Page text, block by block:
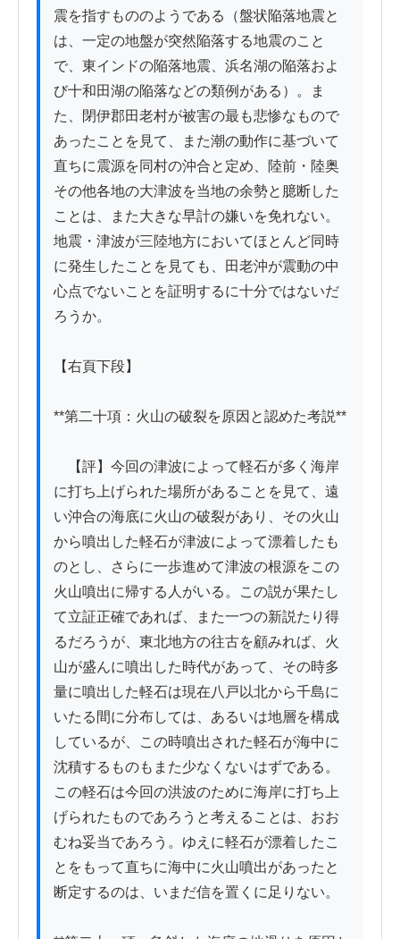
震を指すもののようである（盤状陥落地震と
は、一定の地盤が突然陥落する地震のこと
で、東インドの陥落地震、浜名湖の陥落およ
び十和田湖の陥落などの類例がある）。ま
た、閉伊郡田老村が被害の最も悲惨なもので
あったことを見て、また潮の動作に基づいて
直ちに震源を同村の沖合と定め、陸前・陸奥
その他各地の大津波を当地の余勢と臆断した
ことは、また大きな早計の嫌いを免れない。
地震・津波が三陸地方においてほとんど同時
に発生したことを見ても、田老沖が震動の中
心点でないことを証明するに十分ではないだ
ろうか。
【右頁下段】
**第二十項：火山の破裂を原因と認めた考説**
【評】今回の津波によって軽石が多く海岸
に打ち上げられた場所があることを見て、遠
い沖合の海底に火山の破裂があり、その火山
から噴出した軽石が津波によって漂着したも
のとし、さらに一歩進めて津波の根源をこの
火山噴出に帰する人がいる。この説が果たし
て立証正確であれば、また一つの新説たり得
るだろうが、東北地方の往古を顧みれば、火
山が盛んに噴出した時代があって、その時多
量に噴出した軽石は現在八戸以北から千島に
いたる間に分布しては、あるいは地層を構成
しているが、この時噴出された軽石が海中に
沈積するものもまた少なくないはずである。
この軽石は今回の洪波のために海岸に打ち上
げられたものであろうと考えることは、おお
むね妥当であろう。ゆえに軽石が漂着したこ
とをもって直ちに海中に火山噴出があったと
断定するのは、いまだ信を置くに足りない。